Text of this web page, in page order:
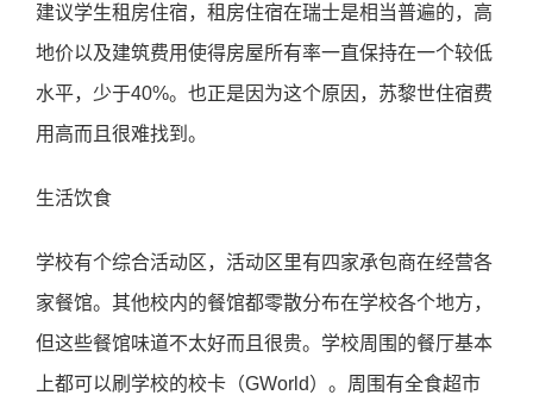
建议学⽣租房住宿，租房住宿在瑞⼠是相当普遍的，⾼
地价以及建筑费⽤使得房屋所有率⼀直保持在⼀个较低
⽔平，少于40%。也正是因为这个原因，苏黎世住宿费
⽤⾼⽽且很难找到。
生活饮食
学校有个综合活动区，活动区⾥有四家承包商在经营各
家餐馆。其他校内的餐馆都零散分布在学校各个地⽅，
但这些餐馆味道不太好⽽且很贵。学校周围的餐厅基本
上都可以刷学校的校卡（GWorld）。周围有全⻝超市